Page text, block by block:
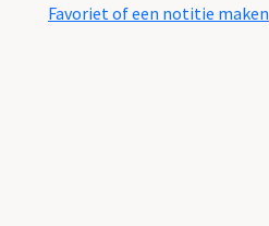
Favoriet of een notitie maken